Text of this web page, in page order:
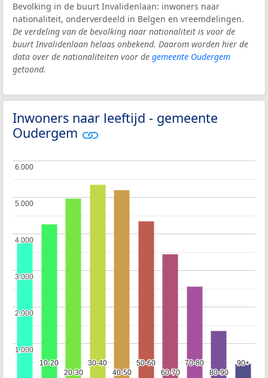
Bevolking in de buurt Invalidenlaan: inwoners naar
nationaliteit, onderverdeeld in Belgen en vreemdelingen.
De verdeling van de bevolking naar nationaliteit is voor de
buurt Invalidenlaan helaas onbekend. Daarom worden hier de
data over de nationaliteiten voor de gemeente Oudergem
getoond.
Inwoners naar leeftijd - gemeente
Oudergem
10-20
10-20
20-30
20-30
30-40
30-40
40-50
40-50
50-60
50-60
60-70
60-70
70-80
70-80
80-90
80-90
90+
90+
1.000
1.000
2.000
2.000
3.000
3.000
4.000
4.000
5.000
5.000
6.000
6.000